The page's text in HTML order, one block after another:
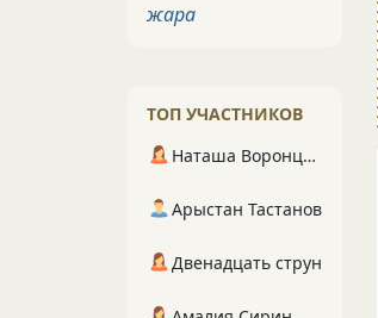
жара
ТОП УЧАСТНИКОВ
Наташа Воронцова
Арыстан Тастанов
Двенадцать струн